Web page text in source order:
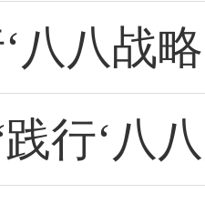
八八战
践行‘八